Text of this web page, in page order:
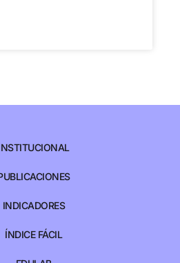
INDICADORES
ÍNDICE FÁCIL